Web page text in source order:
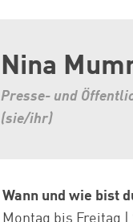
Nina
Presse- und
(sie/ihr)
Wann und wie bist
Montag bis Freitag